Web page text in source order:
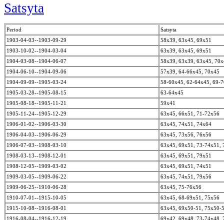
Satsyta
Period
Satsyta
1903-04-03--1903-09-29
58x39, 63x45, 69x51
1903-10-02--1904-03-04
63x39, 63x45, 69x51
1904-03-08--1904-06-07
58x39, 63x39, 63x45,
1904-06-10--1904-09-06
57x39, 64-66x45, 70x45
1904-09-09--1905-03-24
58-60x45, 62-64x45, 69-
1905-03-28--1905-08-15
63-64x45
1905-08-18--1905-11-21
59x41
1905-11-24--1905-12-29
63x45, 66x51, 71-72x56
1906-01-02--1906-03-30
63x45, 74x51, 74x64
1906-04-03--1906-06-29
63x45, 73x56, 76x56
1906-07-03--1908-03-10
63x45, 69x51, 73-74x51,
1908-03-13--1908-12-01
63x45, 69x51, 79x51
1908-12-05--1909-03-02
63x45, 69x51, 74x51
1909-03-05--1909-06-22
63x45, 74x51, 79x56
1909-06-25--1910-06-28
63x45, 75-76x56
1910-07-01--1915-10-05
63x45, 68-69x51, 75x56
1915-10-08--1916-08-01
63x45, 69x50-51, 75x50-
1916-08-04--1916-12-19
69x42, 69x48, 73-74x48,